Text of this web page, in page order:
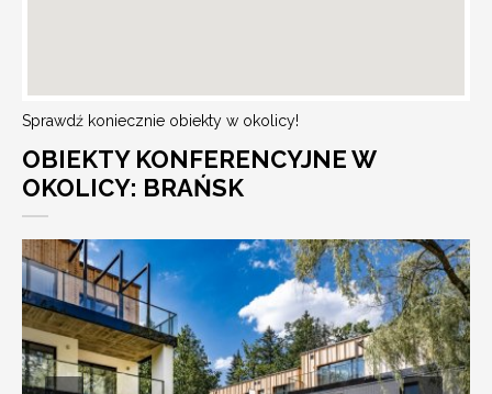
Sprawdź koniecznie obiekty w okolicy!
OBIEKTY KONFERENCYJNE W
OKOLICY: BRAŃSK